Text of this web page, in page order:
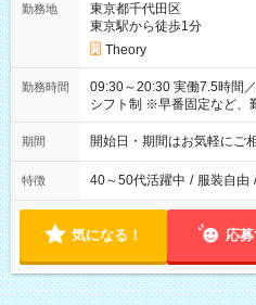
勤務地
東京都千代田区
東京駅から徒歩1分
Theory
勤務時間
09:30～20:30 実働7.5時間／休憩1.5時間 営業時間に合わせた
シフト制 ※早番固定など、
期間 開始日・期間はお気軽にご
特徴 40～50代活躍中 / 服装自由 /
気になる！ 応